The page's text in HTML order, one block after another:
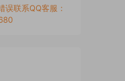
误联系QQ客服：